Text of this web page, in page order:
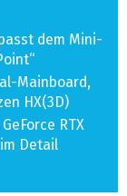
dem Mini-
Mainboard,
HX(3D)
RTX
Detail